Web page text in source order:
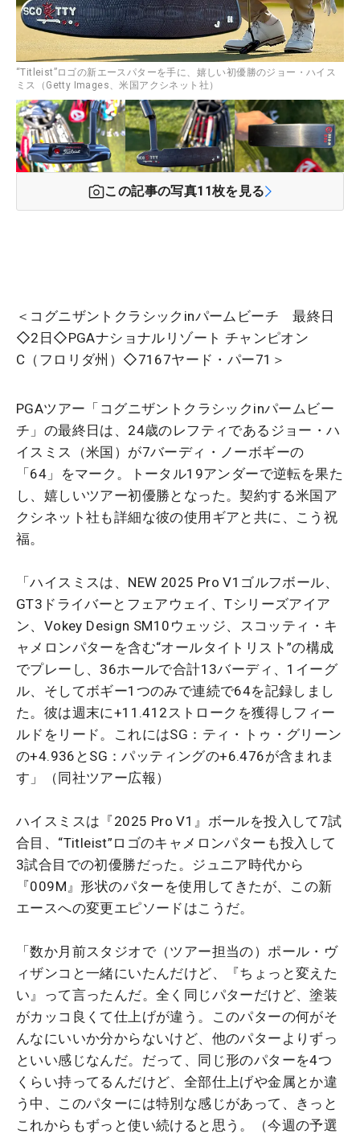
“Titleist”ロゴの新エースパターを手に、嬉しい初優勝のジョー・ハイス
ミス（Getty Images、米国アクシネット社）
この記事の写真11枚を見る
＜コグニザントクラシックinパームビーチ 最終日
◇2日◇PGAナショナルリゾート チャンピオン
C（フロリダ州）◇7167ヤード・パー71＞
PGAツアー「コグニザントクラシックinパームビー
チ」の最終日は、24歳のレフティであるジョー・ハ
イスミス（米国）が7バーディ・ノーボギーの
「64」をマーク。トータル19アンダーで逆転を果た
し、嬉しいツアー初優勝となった。契約する米国ア
クシネット社も詳細な彼の使用ギアと共に、こう祝
福。
「ハイスミスは、NEW 2025 Pro V1ゴルフボール、
GT3ドライバーとフェアウェイ、Tシリーズアイア
ン、Vokey Design SM10ウェッジ、スコッティ・キ
ャメロンパターを含む“オールタイトリスト”の構成
でプレーし、36ホールで合計13バーディ、1イーグ
ル、そしてボギー1つのみで連続で64を記録しまし
た。彼は週末に+11.412ストロークを獲得しフィー
ルドをリード。これにはSG：ティ・トゥ・グリーン
の+4.936とSG：パッティングの+6.476が含まれま
す」（同社ツアー広報）
ハイスミスは『2025 Pro V1』ボールを投入して7試
合目、“Titleist”ロゴのキャメロンパターも投入して
3試合目での初優勝だった。ジュニア時代から
『009M』形状のパターを使用してきたが、この新
エースへの変更エピソードはこうだ。
「数か月前スタジオで（ツアー担当の）ポール・ヴ
ィザンコと一緒にいたんだけど、『ちょっと変えた
い』って言ったんだ。全く同じパターだけど、塗装
がカッコ良くて仕上げが違う。このパターの何がそ
んなにいいか分からないけど、他のパターよりずっ
といい感じなんだ。だって、同じ形のパターを4つ
くらい持ってるんだけど、全部仕上げや金属とか違
う中、このパターには特別な感じがあって、きっと
これからもずっと使い続けると思う。（今週の予選